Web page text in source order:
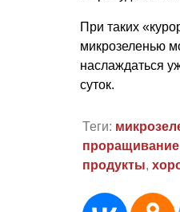
При таких
микрозеленью
наслаждаться
суток.
Теги:
проращивание
продукты,